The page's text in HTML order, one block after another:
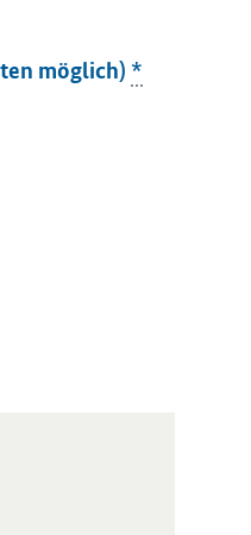
möglich) *